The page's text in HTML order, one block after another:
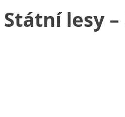
Státní lesy